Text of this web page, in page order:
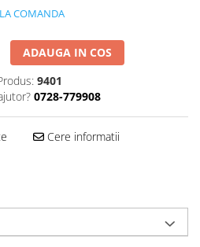
LA COMANDA
ADAUGA IN COS
9401
0728-779908
Cere informatii